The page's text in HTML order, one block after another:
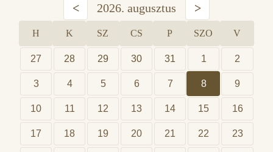
< 2026. augusztus >
H K SZ CS P SZO V
27 28 29 30 31 1 2
3 4 5 6 7 8 9
10 11 12 13 14 15 16
17 18 19 20 21 22 23